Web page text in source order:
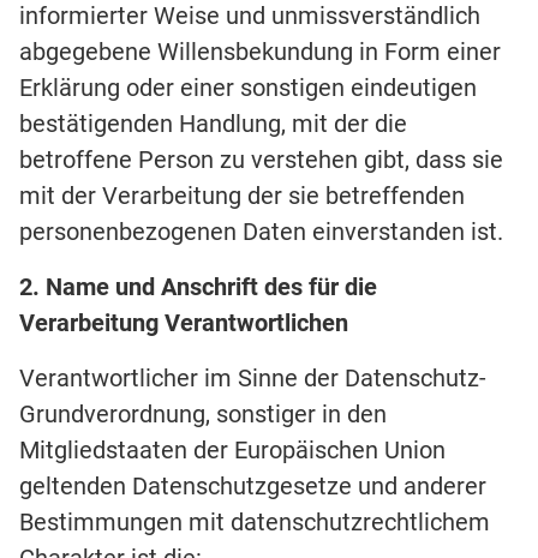
informierter Weise und unmissverständlich
abgegebene Willensbekundung in Form einer
Erklärung oder einer sonstigen eindeutigen
bestätigenden Handlung, mit der die
betroffene Person zu verstehen gibt, dass sie
mit der Verarbeitung der sie betreffenden
personenbezogenen Daten einverstanden ist.
2. Name und Anschrift des für die
Verarbeitung Verantwortlichen
Verantwortlicher im Sinne der Datenschutz-
Grundverordnung, sonstiger in den
Mitgliedstaaten der Europäischen Union
geltenden Datenschutzgesetze und anderer
Bestimmungen mit datenschutzrechtlichem